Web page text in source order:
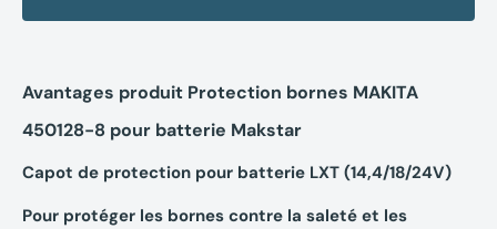
Avantages produit Protection bornes MAKITA
450128-8 pour batterie Makstar
Capot de protection pour batterie LXT (14,4/18/24V)
Pour protéger les bornes contre la saleté et les